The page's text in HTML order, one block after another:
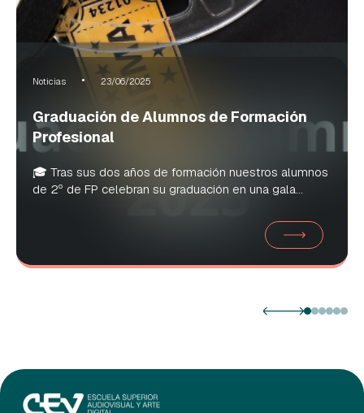
Noticias 23/06/2025
Graduación de Alumnos de Formación
Profesional
🎓 Tras sus dos años de formación nuestros alumnos
de 2º de FP celebran su graduación en una gala...